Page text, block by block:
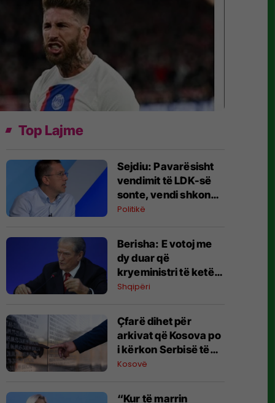
Top Lajme
Sejdiu: Pavarësisht
vendimit të LDK-së
sonte, vendi shkon
në zgjedhje të reja
Politikë
Berisha: E votoj me
dy duar që
kryeministri të ketë
vetëm dy mandate
Shqipëri
Çfarë dihet për
arkivat që Kosova po
i kërkon Serbisë të
hapë?
Kosovë
“Kur të marrin